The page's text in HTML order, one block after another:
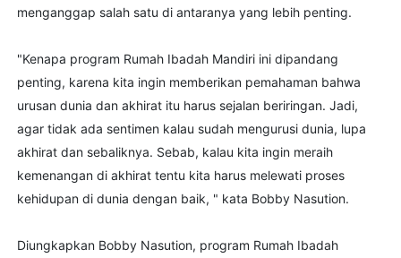
menganggap salah satu di antaranya yang lebih penting.
"Kenapa program Rumah Ibadah Mandiri ini dipandang
penting, karena kita ingin memberikan pemahaman bahwa
urusan dunia dan akhirat itu harus sejalan beriringan. Jadi,
agar tidak ada sentimen kalau sudah mengurusi dunia, lupa
akhirat dan sebaliknya. Sebab, kalau kita ingin meraih
kemenangan di akhirat tentu kita harus melewati proses
kehidupan di dunia dengan baik, " kata Bobby Nasution.
Diungkapkan Bobby Nasution, program Rumah Ibadah